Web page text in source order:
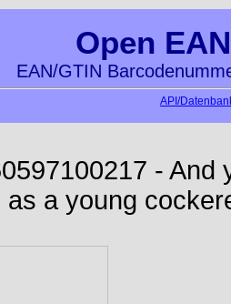
Open
EAN/GTIN
API/
-
as a young